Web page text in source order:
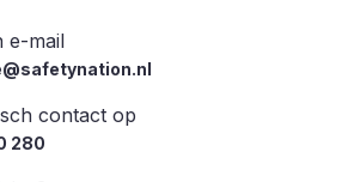
e-mail
contact op
280